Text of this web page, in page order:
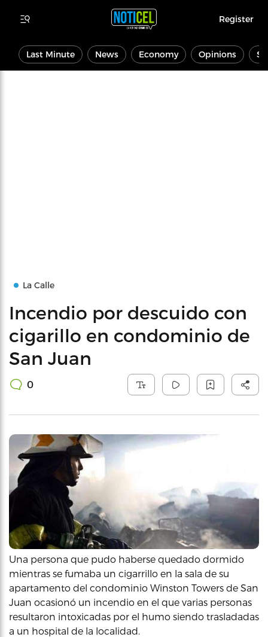
Register
Last Minute News Economy Opinions
La Calle
Incendio por descuido con
cigarillo en condominio de
San Juan
0
Una persona que pudo haberse quedado dormido
mientras se fumaba un cigarrillo en la sala de su
apartamento del condominio Winston Towers de San
Juan ocasionó un incendio en el que varias personas
resultaron intoxicadas por el humo siendo trasladadas
a un hospital de la localidad.